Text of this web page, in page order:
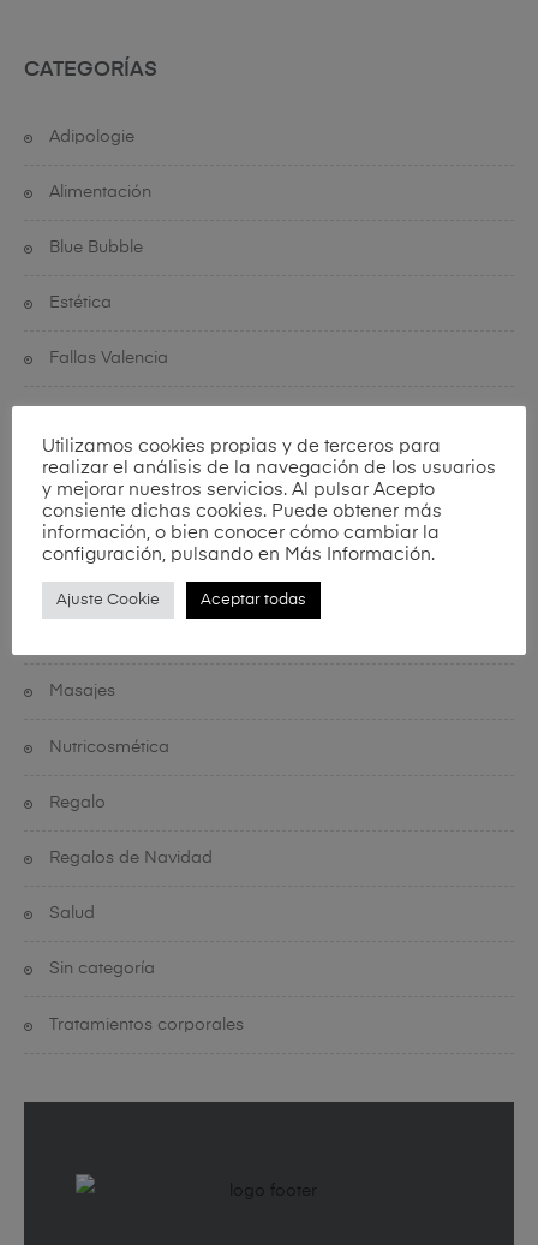
CATEGORÍAS
Adipologie
Alimentación
Blue Bubble
Estética
Fallas Valencia
Indiba Deep Beauty
Indiba en Valencia
Láser Diodo
Masajes
Nutricosmética
Regalo
Regalos de Navidad
Salud
Sin categoría
Tratamientos corporales
Utilizamos cookies propias y de terceros para
realizar el análisis de la navegación de los usuarios
y mejorar nuestros servicios. Al pulsar Acepto
consiente dichas cookies. Puede obtener más
información, o bien conocer cómo cambiar la
configuración, pulsando en Más Información.
Ajuste Cookie Aceptar todas